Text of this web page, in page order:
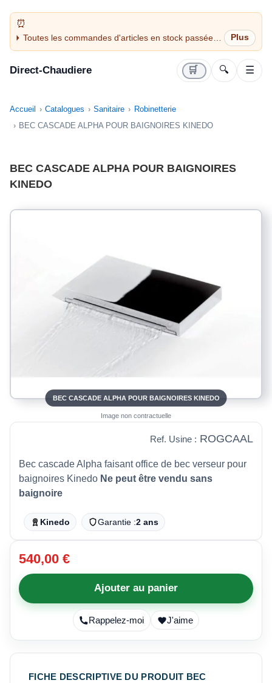
Toutes les commandes d'articles en stock passées
avant 14H sont expédiées le jour même (jours
Direct-Chaudiere 🛒 🔍 ☰
Accueil Catalogues Sanitaire
Robinetterie
BEC CASCADE ALPHA POUR BAIGNOIRES KINEDO
BEC CASCADE ALPHA POUR BAIGNOIRES
KINEDO
BEC CASCADE ALPHA POUR BAIGNOIRES KINEDO
Image non contractuelle
Ref. Usine : ROGCAAL
Bec cascade Alpha faisant office de bec verseur pour
baignoires Kinedo Ne peut être vendu sans
baignoire
Kinedo Garantie :2 ans
540,00 €
Ajouter au panier
Rappelez-moi J'aime
FICHE DESCRIPTIVE DU PRODUIT BEC